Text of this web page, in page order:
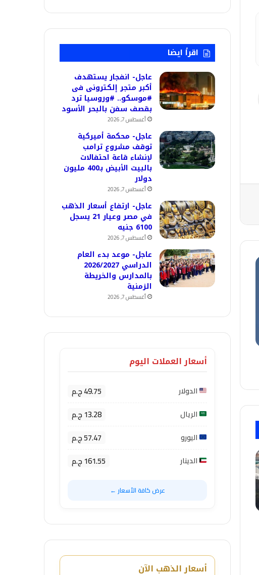
اقرأ ايضا
عاجل- انفجار يستهدف
أكبر متجر إلكترونى فى
#موسكو.. #وروسيا ترد
بقصف سفن بالبحر الأسود
أغسطس 7, 2026
عاجل- محكمة أميركية
توقف مشروع ترامب
لإنشاء قاعة احتفالات
بالبيت الأبيض بـ400 مليون
دولار
أغسطس 7, 2026
عاجل- ارتفاع أسعار الذهب
في مصر وعيار 21 يسجل
6100 جنيه
أغسطس 7, 2026
عاجل- موعد بدء العام
الدراسي 2026/2027
بالمدارس والخريطة
الزمنية
أغسطس 7, 2026
أسعار العملات اليوم
الدولار 49.75 ج.م
الريال 13.28 ج.م
اليورو 57.47 ج.م
الدينار 161.55 ج.م
عرض كافة الأسعار ←
أسعار الذهب الآن